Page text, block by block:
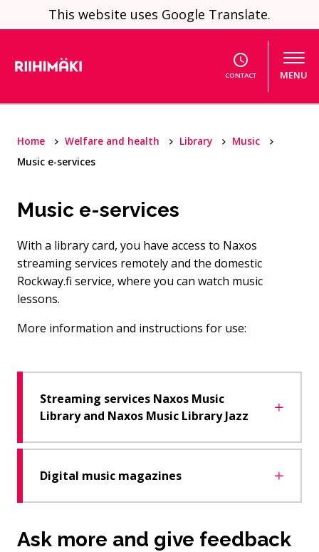
Skip to contentThis website uses Google Translate.
CONTACT MENU
Home Welfare and health Library
Music
Music e-services
Music e-services
With a library card, you have access to Naxos
streaming services remotely and the domestic
Rockway.fi service, where you can watch music
lessons.
More information and instructions for use:
Streaming services Naxos Music
Library and Naxos Music Library Jazz
Digital music magazines
Ask more and give feedback